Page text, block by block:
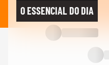
O ESSENCIAL DO DIA